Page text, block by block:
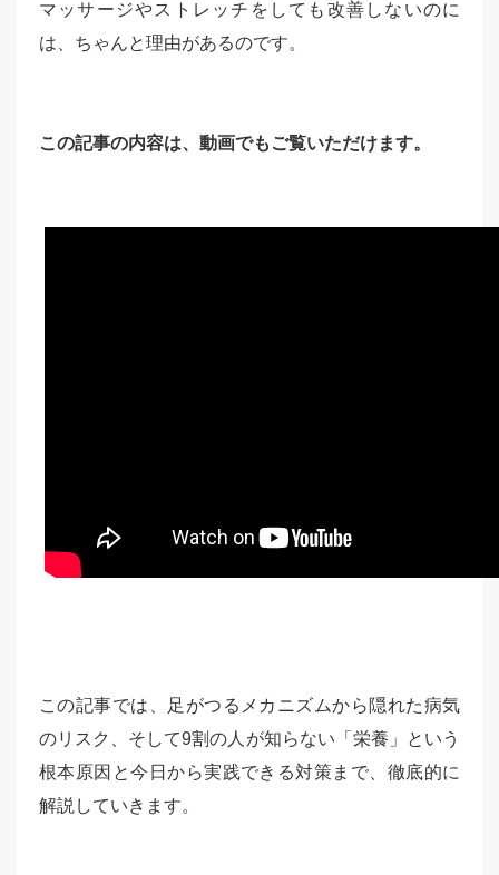
マッサージやストレッチをしても改善しないのに
は、ちゃんと理由があるのです。
この記事の内容は、動画でもご覧いただけます。
この記事では、足がつるメカニズムから隠れた病気
のリスク、そして9割の人が知らない「栄養」という
根本原因と今日から実践できる対策まで、徹底的に
解説していきます。